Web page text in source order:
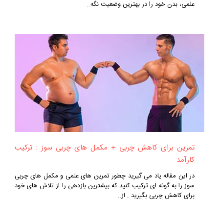
علمی، بدن خود را در بهترین وضعیت نگه..
تمرین برای کاهش چربی + مکمل‌ های چربی‌ سوز : ترکیب
کارآمد
در این مقاله یاد می‌ گیرید چطور تمرین‌ های علمی و مکمل‌ های چربی‌
سوز را به گونه‌ ای ترکیب کنید که بیشترین بازدهی را از تلاش‌ های خود
برای کاهش چربی بگیرید . از..